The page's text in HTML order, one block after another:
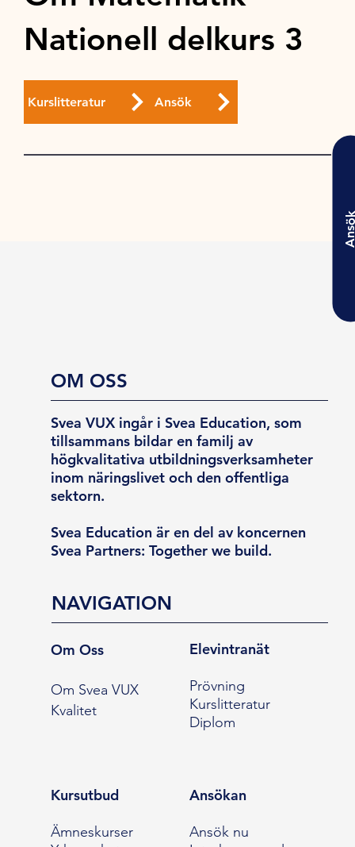
Nationell delkurs 3
Kurslitteratur Ansök
OM OSS
Svea VUX ingår i Svea Education, som
tillsammans bildar en familj av
högkvalitativa utbildningsverksamheter
inom näringslivet och den offentliga
sektorn.
Svea Education är en del av koncernen
Svea Partners: Together we build.
NAVIGATION
Om Oss
Om Svea VUX
Kvalitet
Elevintranät
Prövning
Kurslitteratur
Diplom
Kursutbud
Ämneskurser
Ansökan
Ansök nu